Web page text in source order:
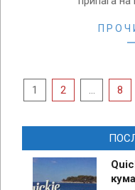
Posts
1 2 … 8